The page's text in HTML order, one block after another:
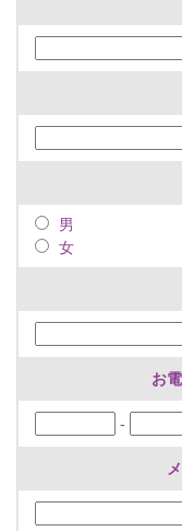
男
女
お
-